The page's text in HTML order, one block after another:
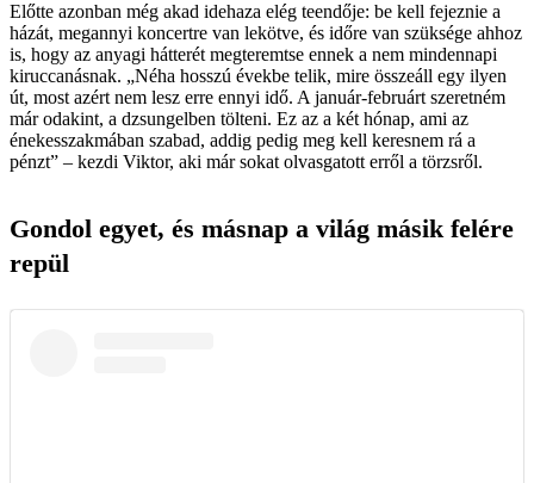
Előtte azonban még akad idehaza elég teendője: be kell fejeznie a
házát, megannyi koncertre van lekötve, és időre van szüksége ahhoz
is, hogy az anyagi hátterét megteremtse ennek a nem mindennapi
kiruccanásnak. „Néha hosszú évekbe telik, mire összeáll egy ilyen
út, most azért nem lesz erre ennyi idő. A január-februárt szeretném
már odakint, a dzsungelben tölteni. Ez az a két hónap, ami az
énekes­szakmában szabad, addig pedig meg kell keresnem rá a
pénzt” – kezdi Viktor, aki már sokat olvasgatott erről a törzsről.
Gondol egyet, és másnap a világ másik felére
repül